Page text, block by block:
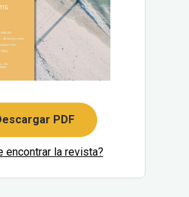
PDF
encontrar la revista?